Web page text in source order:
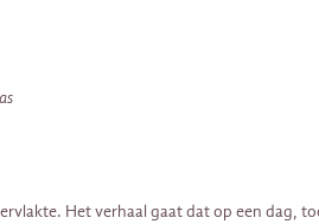
Het verhaal gaat dat op een dag,